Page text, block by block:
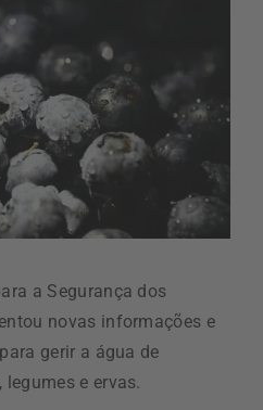
a Segurança dos
novas informações e
gerir a água de
e ervas.